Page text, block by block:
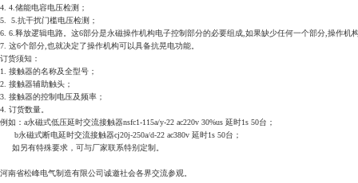
4. 4.储能电容电压检测；
5. 5.抗干扰门槛电压检测；
6. 6.释放逻辑电路。这6部分是永磁操作机构电子控制部分的必要组成,如果缺少任何一个部分,操作机
7. 这6个部分,也就决定了操作机构可以具备抗晃电功能。
订货须知：
1. 接触器的名称及全型号；
2. 接触器辅助触头；
3. 接触器的控制电压及频率；
4. 订货数量。
例如：a永磁式低压延时交流接触器nsfc1-115a/y-22 ac220v 30%us 延时1s 50台；
b永磁式断电延时交流接触器cj20j-250a/d-22 ac380v 延时1s 50台；
如另有特殊要求，可与厂家联系特别定制。
河南省松峰电气制造有限公司诚邀社会各界交流参观。